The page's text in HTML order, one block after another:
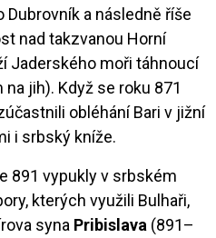
a následně říše
nad takzvanou Horní
Jaderského moři táhnoucí
jih). Když se roku 871
obléhání Bari v jižní
i srbský kníže.
891 vypukly v srbském
kterých využili Bulhaři,
syna Pribislava (891–